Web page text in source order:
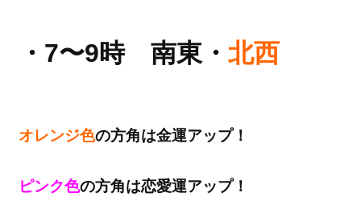
・7〜9時 南東・北西
オレンジ色の方角は金運アップ！
ピンク色の方角は恋愛運アップ！